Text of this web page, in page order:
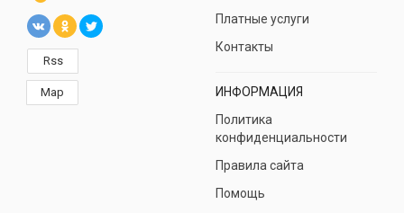
Rss
Map
Платные услуги
Контакты
ИНФОРМАЦИЯ
Политика
конфиденциальности
Правила сайта
Помощь